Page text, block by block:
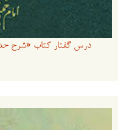
درس گفتار کتاب «شرح